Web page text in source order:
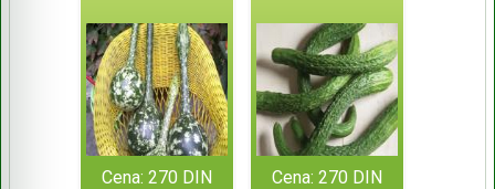
Cena: 270 DIN Cena: 270 DIN